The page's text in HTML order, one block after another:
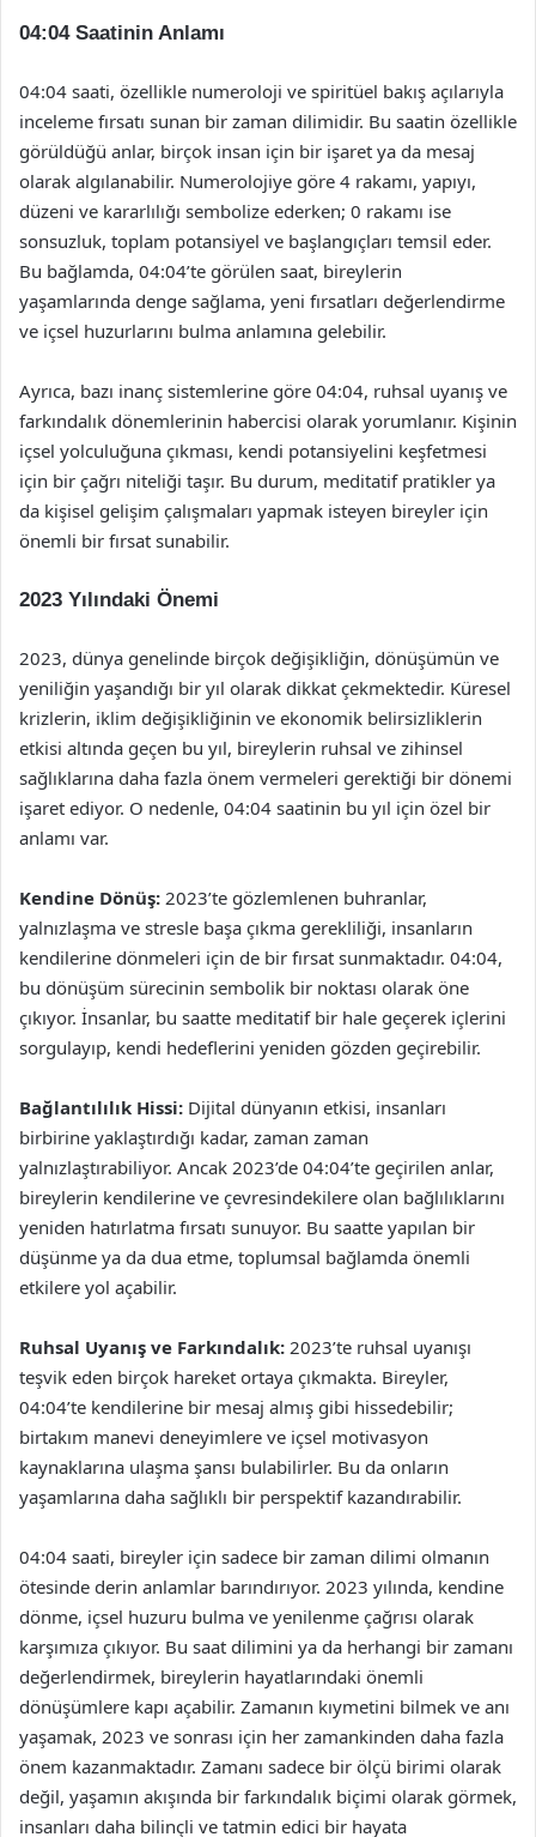
04:04 Saatinin Anlamı
04:04 saati, özellikle numeroloji ve spiritüel bakış açılarıyla
inceleme fırsatı sunan bir zaman dilimidir. Bu saatin özellikle
görüldüğü anlar, birçok insan için bir işaret ya da mesaj
olarak algılanabilir. Numerolojiye göre 4 rakamı, yapıyı,
düzeni ve kararlılığı sembolize ederken; 0 rakamı ise
sonsuzluk, toplam potansiyel ve başlangıçları temsil eder.
Bu bağlamda, 04:04’te görülen saat, bireylerin
yaşamlarında denge sağlama, yeni fırsatları değerlendirme
ve içsel huzurlarını bulma anlamına gelebilir.
Ayrıca, bazı inanç sistemlerine göre 04:04, ruhsal uyanış ve
farkındalık dönemlerinin habercisi olarak yorumlanır. Kişinin
içsel yolculuğuna çıkması, kendi potansiyelini keşfetmesi
için bir çağrı niteliği taşır. Bu durum, meditatif pratikler ya
da kişisel gelişim çalışmaları yapmak isteyen bireyler için
önemli bir fırsat sunabilir.
2023 Yılındaki Önemi
2023, dünya genelinde birçok değişikliğin, dönüşümün ve
yeniliğin yaşandığı bir yıl olarak dikkat çekmektedir. Küresel
krizlerin, iklim değişikliğinin ve ekonomik belirsizliklerin
etkisi altında geçen bu yıl, bireylerin ruhsal ve zihinsel
sağlıklarına daha fazla önem vermeleri gerektiği bir dönemi
işaret ediyor. O nedenle, 04:04 saatinin bu yıl için özel bir
anlamı var.
Kendine Dönüş: 2023’te gözlemlenen buhranlar,
yalnızlaşma ve stresle başa çıkma gerekliliği, insanların
kendilerine dönmeleri için de bir fırsat sunmaktadır. 04:04,
bu dönüşüm sürecinin sembolik bir noktası olarak öne
çıkıyor. İnsanlar, bu saatte meditatif bir hale geçerek içlerini
sorgulayıp, kendi hedeflerini yeniden gözden geçirebilir.
Bağlantılılık Hissi: Dijital dünyanın etkisi, insanları
birbirine yaklaştırdığı kadar, zaman zaman
yalnızlaştırabiliyor. Ancak 2023’de 04:04’te geçirilen anlar,
bireylerin kendilerine ve çevresindekilere olan bağlılıklarını
yeniden hatırlatma fırsatı sunuyor. Bu saatte yapılan bir
düşünme ya da dua etme, toplumsal bağlamda önemli
etkilere yol açabilir.
Ruhsal Uyanış ve Farkındalık: 2023’te ruhsal uyanışı
teşvik eden birçok hareket ortaya çıkmakta. Bireyler,
04:04’te kendilerine bir mesaj almış gibi hissedebilir;
birtakım manevi deneyimlere ve içsel motivasyon
kaynaklarına ulaşma şansı bulabilirler. Bu da onların
yaşamlarına daha sağlıklı bir perspektif kazandırabilir.
04:04 saati, bireyler için sadece bir zaman dilimi olmanın
ötesinde derin anlamlar barındırıyor. 2023 yılında, kendine
dönme, içsel huzuru bulma ve yenilenme çağrısı olarak
karşımıza çıkıyor. Bu saat dilimini ya da herhangi bir zamanı
değerlendirmek, bireylerin hayatlarındaki önemli
dönüşümlere kapı açabilir. Zamanın kıymetini bilmek ve anı
yaşamak, 2023 ve sonrası için her zamankinden daha fazla
önem kazanmaktadır. Zamanı sadece bir ölçü birimi olarak
değil, yaşamın akışında bir farkındalık biçimi olarak görmek,
insanları daha bilinçli ve tatmin edici bir hayata